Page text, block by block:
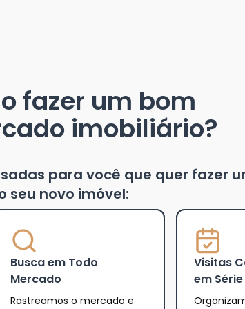
fazer um bom
imobiliário?
para você que quer fazer
seu novo imóvel:
Busca em Todo
Mercado
Rastreamos o mercado e
Visitas
em Série